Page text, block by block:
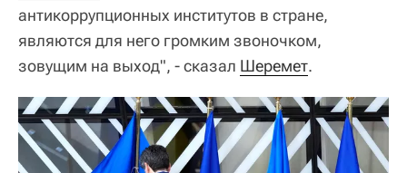
антикоррупционных институтов в стране,
являются для него громким звоночком,
зовущим на выход", - сказал Шеремет.